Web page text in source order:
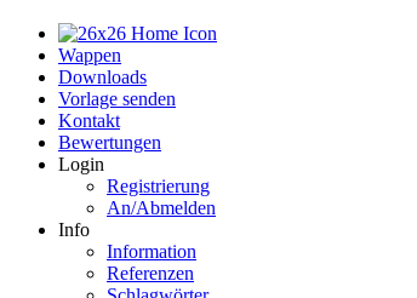
Wappen
Downloads
Vorlage senden
Kontakt
Bewertungen
Login
Registrierung
An/Abmelden
Info
Information
Referenzen